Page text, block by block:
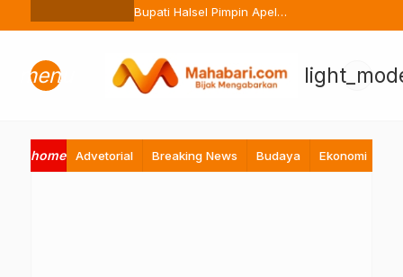
Ternate Buang Sembarangan
Bupati Halsel Pimpin Apel
Perdana Pasca Lebaran, Tekan
menu
home Advetorial Breaking News Budaya Ekonomi